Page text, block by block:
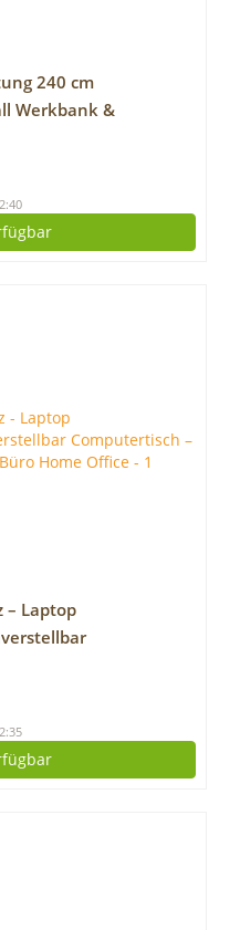
240 cm
Werkbank &
Werkzeugwand
LED Lampe
– Laptop
Tisch Erhöhung Büro